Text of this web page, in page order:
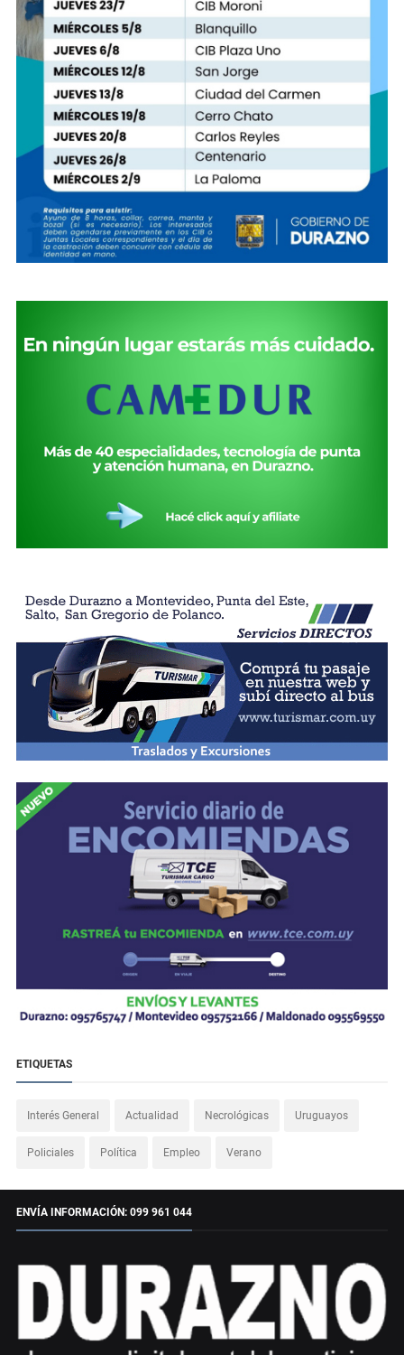
ETIQUETAS
Interés General Actualidad Necrológicas Uruguayos
Policiales Política Empleo Verano
ENVÍA INFORMACIÓN: 099 961 044